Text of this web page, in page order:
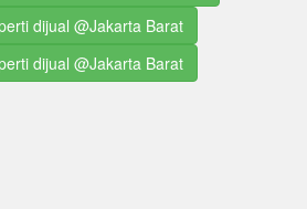
dijual @Jakarta Barat
dijual @Jakarta Barat